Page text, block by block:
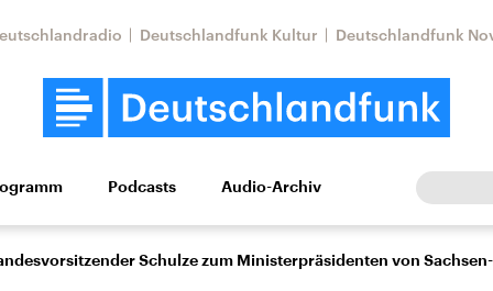
Deutschlandfunk Kultur Deutschlandfunk
Wissen Kultur Europa
Podcasts Audio-Archiv
Schulze zum Ministerpräsidenten von